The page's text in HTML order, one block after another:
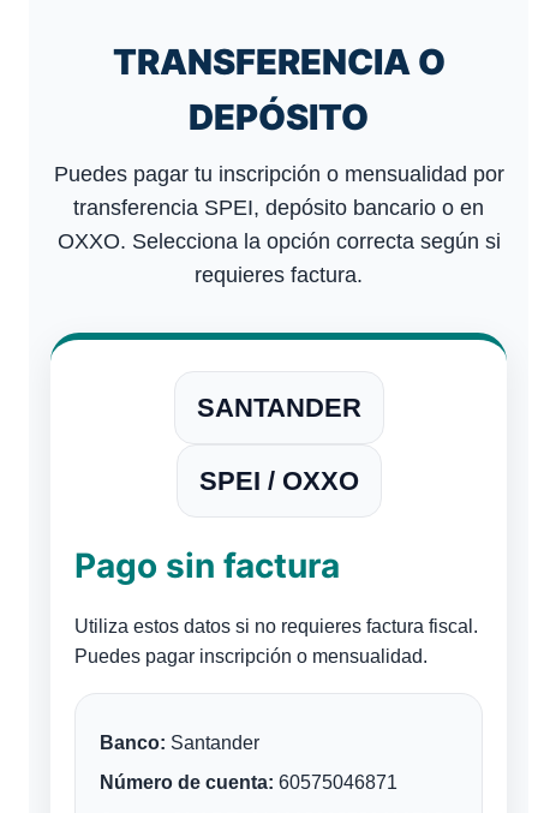
TRANSFERENCIA O
DEPÓSITO
Puedes pagar tu inscripción o mensualidad por
transferencia SPEI, depósito bancario o en
OXXO. Selecciona la opción correcta según si
requieres factura.
SANTANDER
SPEI / OXXO
Pago sin factura
Utiliza estos datos si no requieres factura fiscal.
Puedes pagar inscripción o mensualidad.
Banco: Santander
Número de cuenta: 60575046871